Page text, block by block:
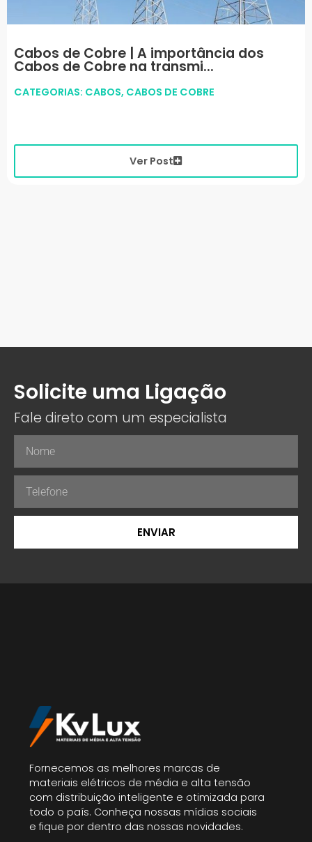
Cabos de Cobre | A importância dos
Cabos de Cobre na transmi...
CATEGORIAS: CABOS, CABOS DE COBRE
Ver Post
Solicite uma Ligação
Fale direto com um especialista
ENVIAR
Fornecemos as melhores marcas de
materiais elétricos de média e alta tensão
com distribuição inteligente e otimizada para
todo o país. Conheça nossas mídias sociais
e fique por dentro das nossas novidades.